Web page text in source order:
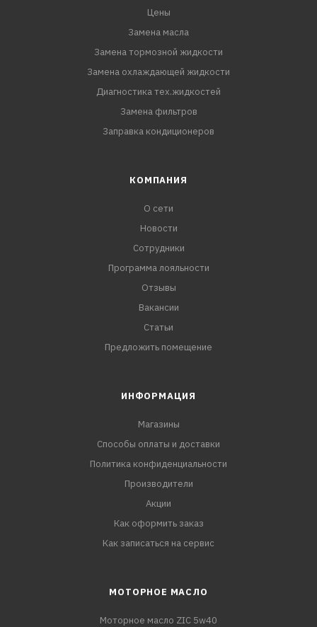
Цены
Замена масла
Замена тормозной жидкости
Замена охлаждающей жидкости
Диагностика тех.жидкостей
Замена фильтров
Заправка кондиционеров
КОМПАНИЯ
О сети
Новости
Сотрудники
Программа лояльности
Отзывы
Вакансии
Статьи
Предложить помещение
ИНФОРМАЦИЯ
Магазины
Способы оплаты и доставки
Политика конфиденциальности
Производители
Акции
Как оформить заказ
Как записаться на сервис
МОТОРНОЕ МАСЛО
Моторное масло ZIC 5w40